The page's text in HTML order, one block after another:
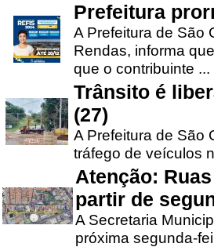
Prefeitura
A Prefeitura de São
Rendas, informa
que o contribuinte ...
Trânsito é
(27)
A Prefeitura de São
tráfego de veículos
Atenção:
partir de
A Secretaria
próxima segunda-